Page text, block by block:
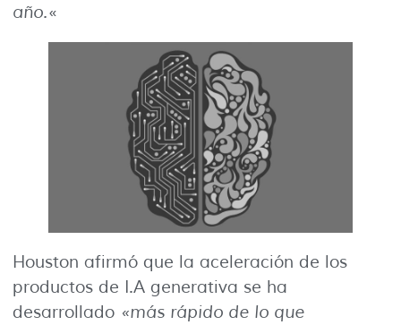
año.«
Houston afirmó que la aceleración de los
productos de I.A generativa se ha
desarrollado «más rápido de lo que